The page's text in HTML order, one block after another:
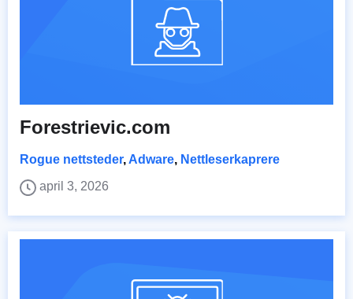
Forestrievic.com
Rogue nettsteder, Adware, Nettleserkaprere
april 3, 2026